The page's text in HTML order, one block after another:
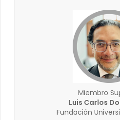
Miembro
Luis Carlos
Fundación